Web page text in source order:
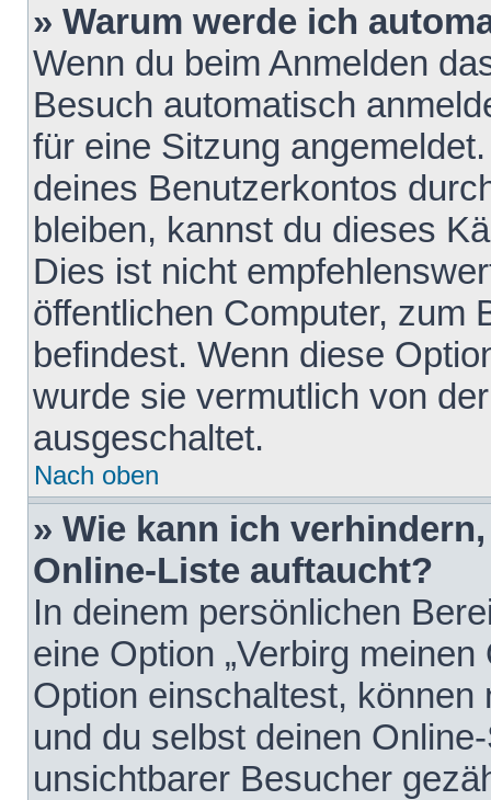
» Warum werde ich
Wenn du beim Anmelden
Besuch automatisch
für eine Sitzung
deines Benutzerkontos
bleiben, kannst du dieses
Dies ist nicht
öffentlichen Computer, zum
befindest. Wenn diese
wurde sie vermutlich von
ausgeschaltet.
Nach oben
» Wie kann ich
Online-Liste auftaucht?
In deinem persönlichen
eine Option „Verbirg
Option einschaltest,
und du selbst deinen
unsichtbarer Besucher